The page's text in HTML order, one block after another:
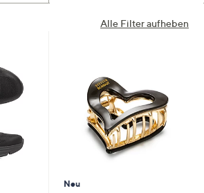
Alle Filter aufheben
Neu